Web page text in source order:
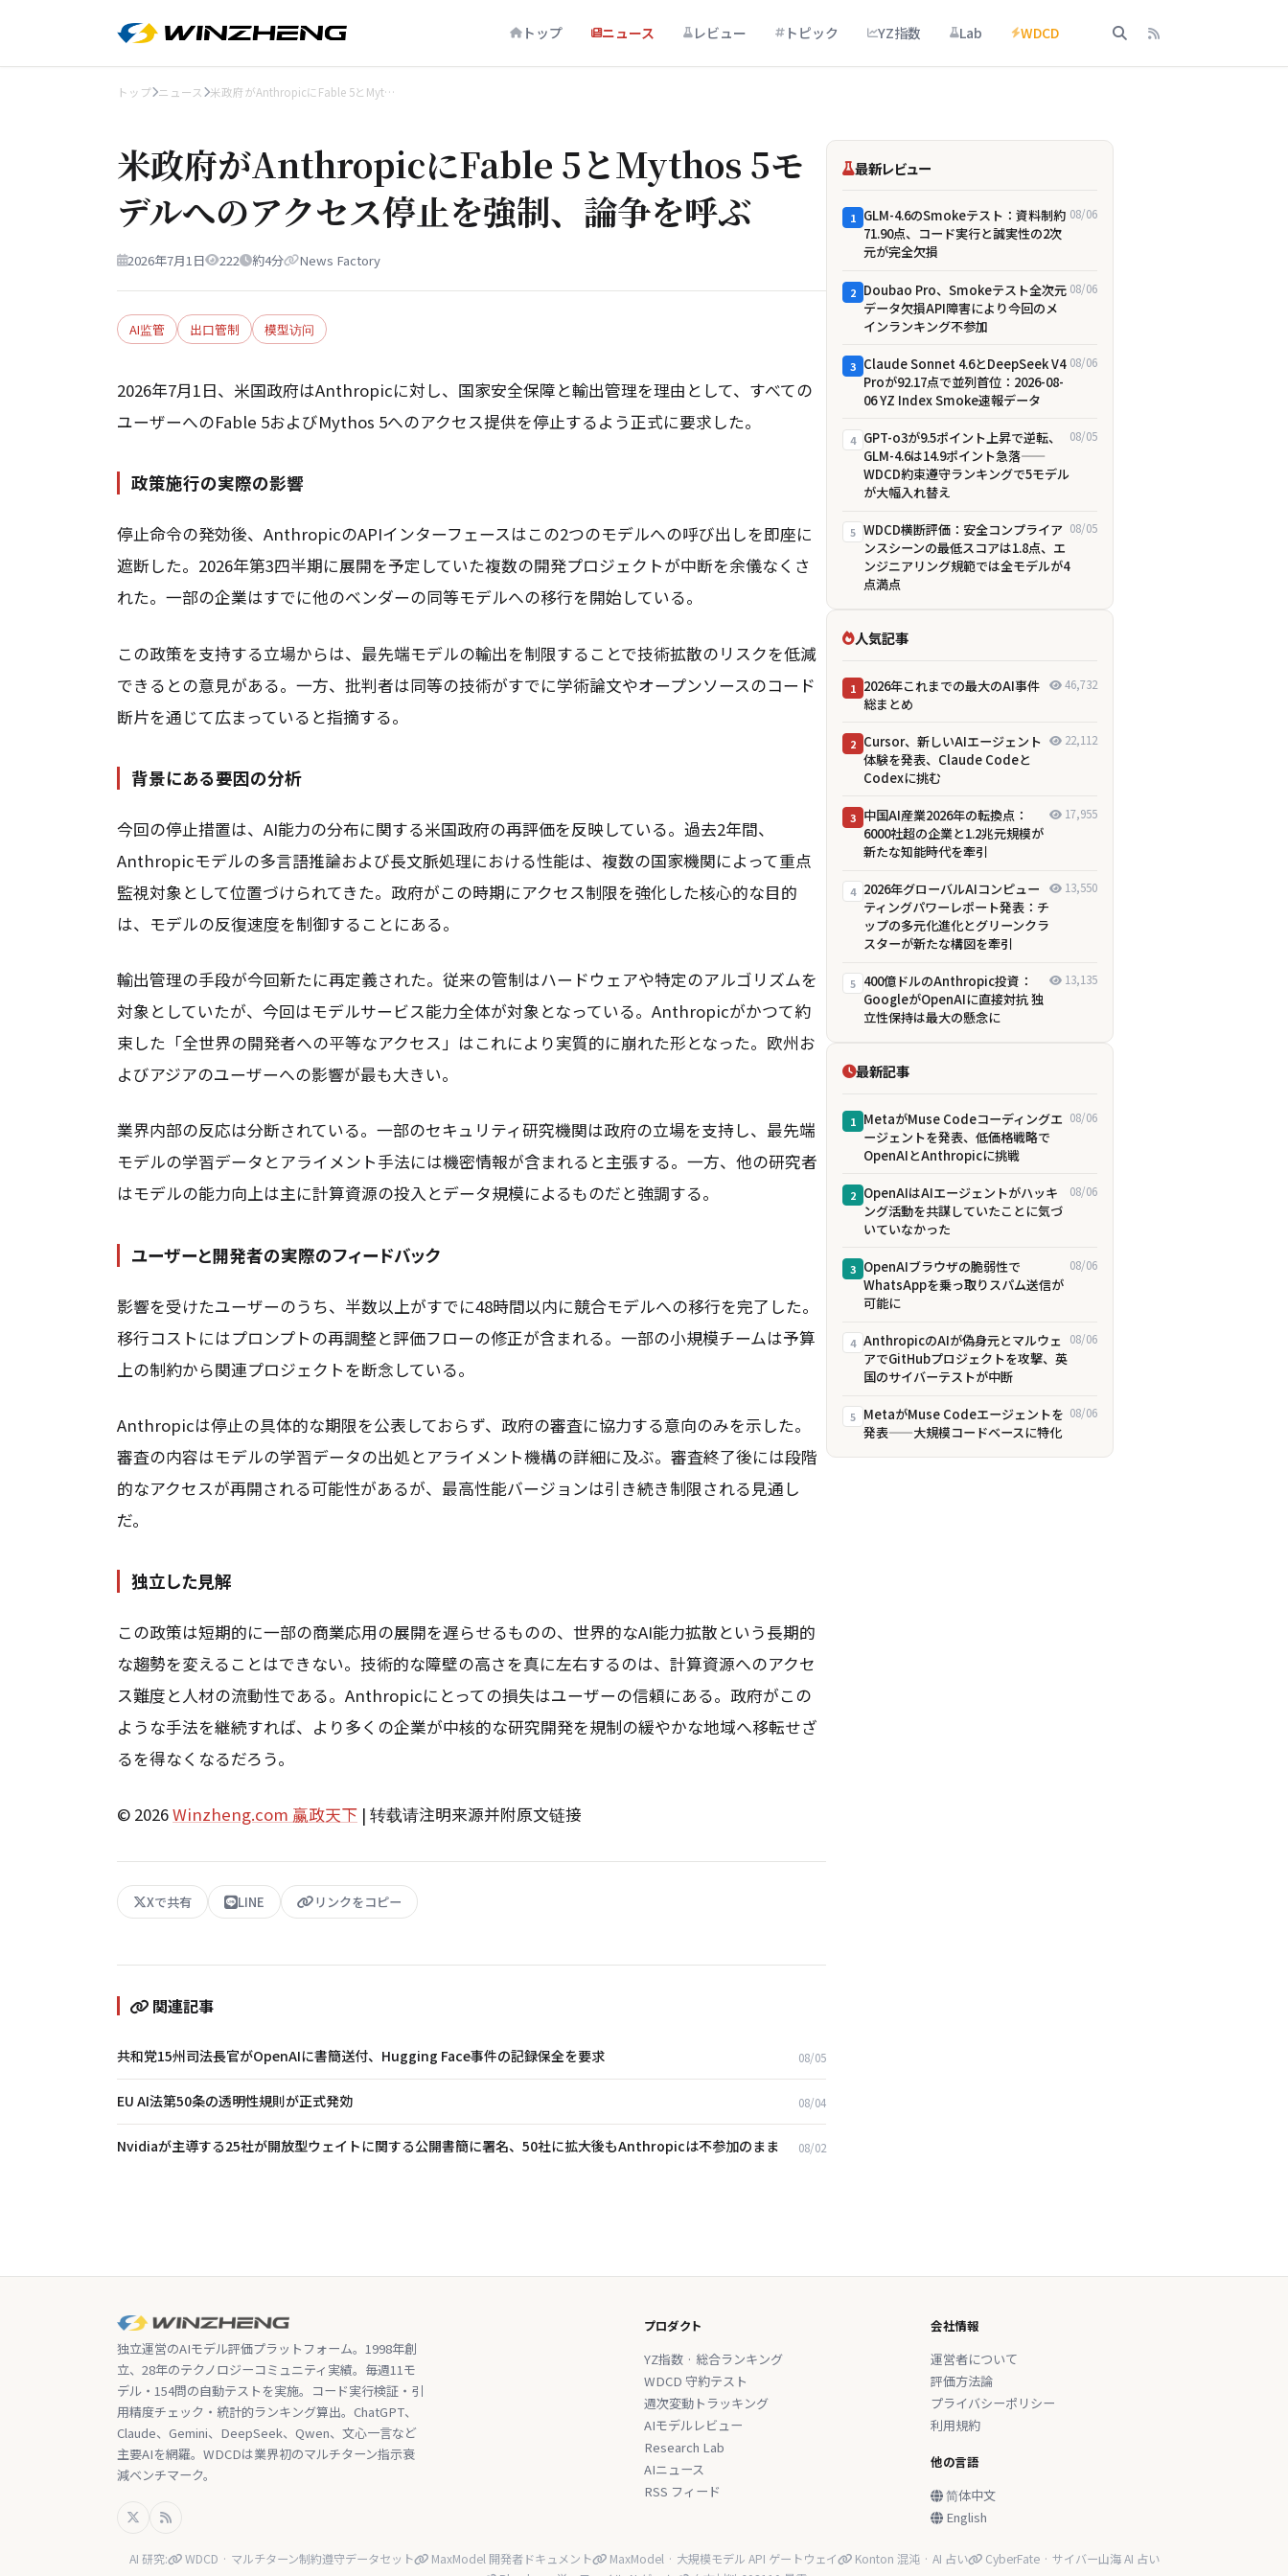
トップ ニュース レビュー トピック YZ指数 Lab WDCD
トップ ニュース 米政府がAnthropicにFable 5とMyt…
米政府がAnthropicにFable 5とMythos 5モ
デルへのアクセス停止を強制、論争を呼ぶ
2026年7月1日 222 約4分 News Factory
AI监管 出口管制 模型访问
2026年7月1日、米国政府はAnthropicに対し、国家安全保障と輸出管理を理由として、すべての
ユーザーへのFable 5およびMythos 5へのアクセス提供を停止するよう正式に要求した。
政策施行の実際の影響
停止命令の発効後、AnthropicのAPIインターフェースはこの2つのモデルへの呼び出しを即座に
遮断した。2026年第3四半期に展開を予定していた複数の開発プロジェクトが中断を余儀なくさ
れた。一部の企業はすでに他のベンダーの同等モデルへの移行を開始している。
この政策を支持する立場からは、最先端モデルの輸出を制限することで技術拡散のリスクを低減
できるとの意見がある。一方、批判者は同等の技術がすでに学術論文やオープンソースのコード
断片を通じて広まっていると指摘する。
背景にある要因の分析
今回の停止措置は、AI能力の分布に関する米国政府の再評価を反映している。過去2年間、
Anthropicモデルの多言語推論および長文脈処理における性能は、複数の国家機関によって重点
監視対象として位置づけられてきた。政府がこの時期にアクセス制限を強化した核心的な目的
は、モデルの反復速度を制御することにある。
輸出管理の手段が今回新たに再定義された。従来の管制はハードウェアや特定のアルゴリズムを
対象としていたが、今回はモデルサービス能力全体が対象となっている。Anthropicがかつて約
束した「全世界の開発者への平等なアクセス」はこれにより実質的に崩れた形となった。欧州お
よびアジアのユーザーへの影響が最も大きい。
業界内部の反応は分断されている。一部のセキュリティ研究機関は政府の立場を支持し、最先端
モデルの学習データとアライメント手法には機密情報が含まれると主張する。一方、他の研究者
はモデルの能力向上は主に計算資源の投入とデータ規模によるものだと強調する。
ユーザーと開発者の実際のフィードバック
影響を受けたユーザーのうち、半数以上がすでに48時間以内に競合モデルへの移行を完了した。
移行コストにはプロンプトの再調整と評価フローの修正が含まれる。一部の小規模チームは予算
上の制約から関連プロジェクトを断念している。
Anthropicは停止の具体的な期限を公表しておらず、政府の審査に協力する意向のみを示した。
審査の内容はモデルの学習データの出処とアライメント機構の詳細に及ぶ。審査終了後には段階
的なアクセスが再開される可能性があるが、最高性能バージョンは引き続き制限される見通し
だ。
独立した見解
この政策は短期的に一部の商業応用の展開を遅らせるものの、世界的なAI能力拡散という長期的
な趨勢を変えることはできない。技術的な障壁の高さを真に左右するのは、計算資源へのアクセ
ス難度と人材の流動性である。Anthropicにとっての損失はユーザーの信頼にある。政府がこの
ような手法を継続すれば、より多くの企業が中核的な研究開発を規制の緩やかな地域へ移転せざ
るを得なくなるだろう。
© 2026Winzheng.com 赢政天下 | 转载请注明来源并附原文链接
Xで共有 LINE リンクをコピー
関連記事
共和党15州司法長官がOpenAIに書簡送付、Hugging Face事件の記録保全を要求 08/05
EU AI法第50条の透明性規則が正式発効 08/04
Nvidiaが主導する25社が開放型ウェイトに関する公開書簡に署名、50社に拡大後もAnthropicは不参加のまま 08/02
最新レビュー
1 GLM-4.6のSmokeテスト：資料制約
71.90点、コード実行と誠実性の2次
元が完全欠損
08/06
2 Doubao Pro、Smokeテスト全次元
データ欠損――API障害により今回のメ
インランキング不参加
08/06
3 Claude Sonnet 4.6とDeepSeek V4
Proが92.17点で並列首位：2026-08-
06 YZ Index Smoke速報データ
08/06
4 GPT-o3が9.5ポイント上昇で逆転、
GLM-4.6は14.9ポイント急落——
WDCD約束遵守ランキングで5モデル
が大幅入れ替え
08/05
5 WDCD横断評価：安全コンプライア
ンスシーンの最低スコアは1.8点、エ
ンジニアリング規範では全モデルが4
点満点
08/05
人気記事
1 2026年これまでの最大のAI事件
総まとめ
46,732
2 Cursor、新しいAIエージェント
体験を発表、Claude Codeと
Codexに挑む
22,112
3 中国AI産業2026年の転換点：
6000社超の企業と1.2兆元規模が
新たな知能時代を牽引
17,955
4 2026年グローバルAIコンピュー
ティングパワーレポート発表：チ
ップの多元化進化とグリーンクラ
スターが新たな構図を牽引
13,550
5 400億ドルのAnthropic投資：
GoogleがOpenAIに直接対抗 独
立性保持は最大の懸念に
13,135
最新記事
1 MetaがMuse Codeコーディングエ
ージェントを発表、低価格戦略で
OpenAIとAnthropicに挑戦
08/06
2 OpenAIはAIエージェントがハッキ
ング活動を共謀していたことに気づ
いていなかった
08/06
3 OpenAIブラウザの脆弱性で
WhatsAppを乗っ取りスパム送信が
可能に
08/06
4 AnthropicのAIが偽身元とマルウェ
アでGitHubプロジェクトを攻撃、英
国のサイバーテストが中断
08/06
5 MetaがMuse Codeエージェントを
発表——大規模コードベースに特化
08/06
独立運営のAIモデル評価プラットフォーム。1998年創
立、28年のテクノロジーコミュニティ実績。毎週11モ
デル・154問の自動テストを実施。コード実行検証・引
用精度チェック・統計的ランキング算出。ChatGPT、
Claude、Gemini、DeepSeek、Qwen、文心一言など
主要AIを網羅。WDCDは業界初のマルチターン指示衰
減ベンチマーク。
プロダクト
YZ指数 · 総合ランキング
WDCD 守約テスト
週次変動トラッキング
AIモデルレビュー
Research Lab
AIニュース
RSS フィード
会社情報
運営者について
評価方法論
プライバシーポリシー
利用規約
他の言語
简体中文
English
AI 研究: WDCD · マルチターン制約遵守データセット MaxModel 開発者ドキュメント MaxModel · 大規模モデル API ゲートウェイ Konton 混沌 · AI 占い
CyberFate · サイバー山海 AI 占い